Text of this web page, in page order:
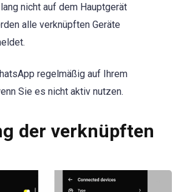
nicht auf dem Hauptgerät
alle verknüpften Geräte
regelmäßig auf Ihrem
Sie es nicht aktiv nutzen.
der verknüpften